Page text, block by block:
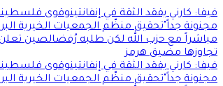
فيفا: كارني يفقد الثقة في إنفانتينوقوى
مجنونة جداً"تحقيق منظّم الجمعيات الخيرية
مباشراً مع حزب الله لكن طلبه رُفضالصين
تجاوزها مضيق هرمز
فيفا: كارني يفقد الثقة في إنفانتينوقوى
مجنونة جداً"تحقيق منظّم الجمعيات الخيرية